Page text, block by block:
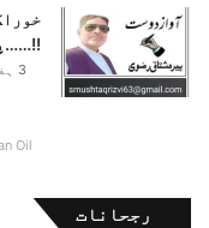
3 ہفتے ago
Oil
رجحانات